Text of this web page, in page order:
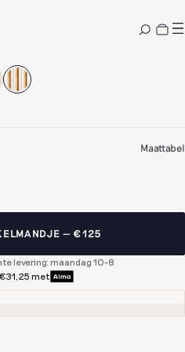
HEMELS-STREEP
Maattabel
€125
levering: maandag 10-8
met